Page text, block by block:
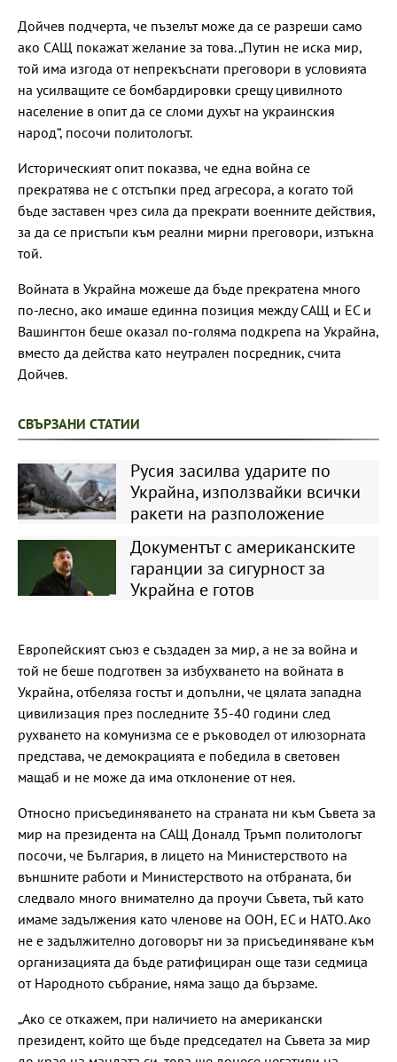
Дойчев подчерта, че пъзелът може да се разреши само
ако САЩ покажат желание за това. „Путин не иска мир,
той има изгода от непрекъснати преговори в условията
на усилващите се бомбардировки срещу цивилното
население в опит да се сломи духът на украинския
народ“, посочи политологът.
Историческият опит показва, че една война се
прекратява не с отстъпки пред агресора, а когато той
бъде заставен чрез сила да прекрати военните действия,
за да се пристъпи към реални мирни преговори, изтъкна
той.
Войната в Украйна можеше да бъде прекратена много
по-лесно, ако имаше единна позиция между САЩ и ЕС и
Вашингтон беше оказал по-голяма подкрепа на Украйна,
вместо да действа като неутрален посредник, счита
Дойчев.
СВЪРЗАНИ СТАТИИ
Русия засилва ударите по
Украйна, използвайки всички
ракети на разположение
Документът с американските
гаранции за сигурност за
Украйна е готов
Европейският съюз е създаден за мир, а не за война и
той не беше подготвен за избухването на войната в
Украйна, отбеляза гостът и допълни, че цялата западна
цивилизация през последните 35-40 години след
рухването на комунизма се е ръководел от илюзорната
представа, че демокрацията е победила в световен
мащаб и не може да има отклонение от нея.
Относно присъединяването на страната ни към Съвета за
мир на президента на САЩ Доналд Тръмп политологът
посочи, че България, в лицето на Министерството на
външните работи и Министерството на отбраната, би
следвало много внимателно да проучи Съвета, тъй като
имаме задължения като членове на ООН, ЕС и НАТО. Ако
не е задължително договорът ни за присъединяване към
организацията да бъде ратифициран още тази седмица
от Народното събрание, няма защо да бързаме.
„Ако се откажем, при наличието на американски
президент, който ще бъде председател на Съвета за мир